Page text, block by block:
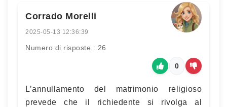
Corrado Morelli
2025-05-13 12:36:39
Numero di risposte : 26
0
L’annullamento del matrimonio religioso
prevede che il richiedente si rivolga al